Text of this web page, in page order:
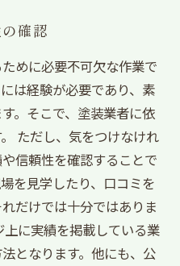
確認
めに必要不可欠な作業で
は経験が必要であり、素
。そこで、塗装業者に依
ただし、気をつけなけれ
信頼性を確認することで
を見学したり、口コミを
だけでは十分ではありま
に実績を掲載している業
となります。他にも、公